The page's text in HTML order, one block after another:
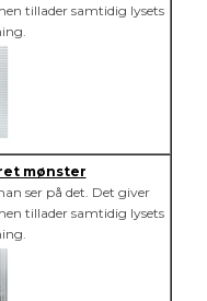
tillader samtidig lysets
mønster
ser på det. Det giver
tillader samtidig lysets